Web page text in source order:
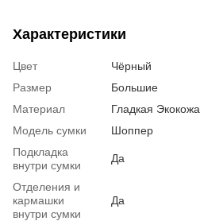
Характеристики
Цвет
Чёрный
Размер
Большие
Материал
Гладкая Экокожа
Модель сумки
Шоппер
Подкладка
внутри сумки
Да
Отделения и
кармашки
внутри сумки
Да